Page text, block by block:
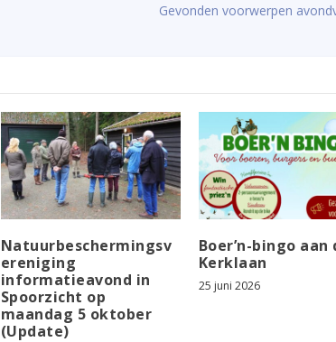
Gevonden voorwerpen
Natuurbeschermingsv
ereniging
informatieavond in
Spoorzicht op
maandag 5 oktober
(Update)
Boer’n-bingo aan
Kerklaan
25 juni 2026